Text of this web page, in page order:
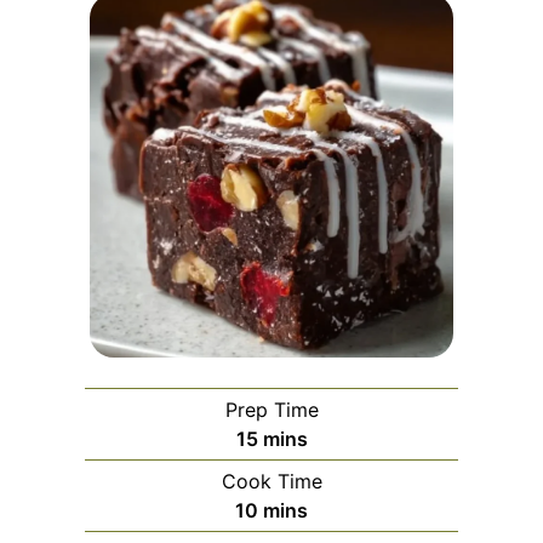
Prep Time
15minutes
mins
Cook Time
10 minutes
mins